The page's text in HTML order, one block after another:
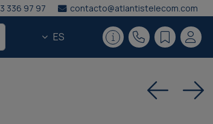
336 97 97 contacto@atlantistelecom.com
ES